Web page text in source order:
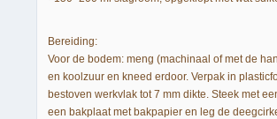
Bereiding:
Voor de bodem: meng (machinaal of met de
en koolzuur en kneed erdoor. Verpak in
bestoven werkvlak tot 7 mm dikte. Steek met
een bakplaat met bakpapier en leg de